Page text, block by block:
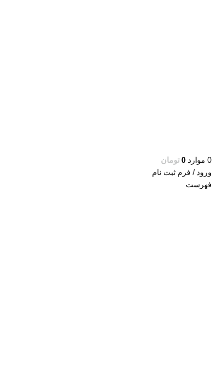
0 موارد 0 تومان
ورود / فرم ثبت نام
فهرست